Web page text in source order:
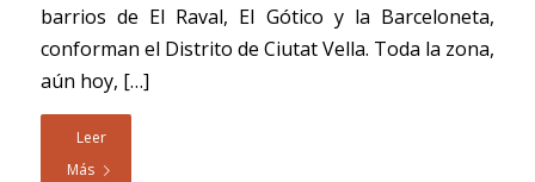
barrios de El Raval, El Gótico y la Barceloneta,
conforman el Distrito de Ciutat Vella. Toda la zona,
aún hoy, […]
Leer
Más